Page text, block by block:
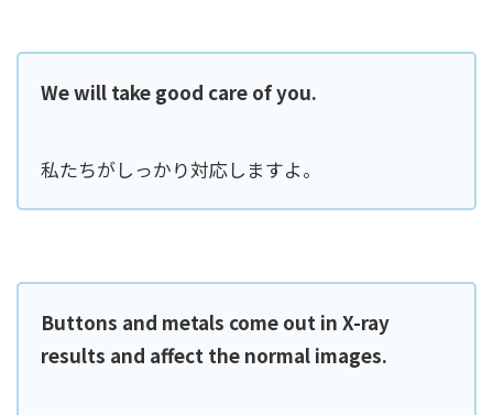
We will take good care of you.
私たちがしっかり対応しますよ。
Buttons and metals come out in X-ray
results and affect the normal images.